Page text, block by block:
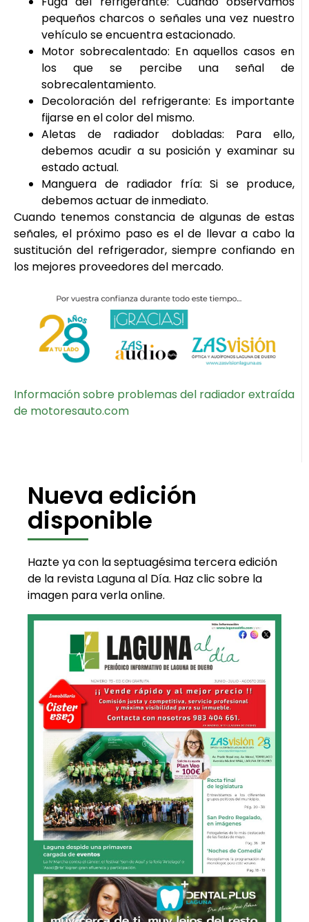
pequeños charcos o señales una vez nuestro
vehículo se encuentra estacionado.
Motor sobrecalentado: En aquellos casos en
los que se percibe una señal de
sobrecalentamiento.
Decoloración del refrigerante: Es importante
fijarse en el color del mismo.
Aletas de radiador dobladas: Para ello,
debemos acudir a su posición y examinar su
estado actual.
Manguera de radiador fría: Si se produce,
debemos actuar de inmediato.
Cuando tenemos constancia de algunas de estas
señales, el próximo paso es el de llevar a cabo la
sustitución del refrigerador, siempre confiando en
los mejores proveedores del mercado.
Información sobre problemas del radiador extraída
de motoresauto.com
Nueva edición
disponible
Hazte ya con la septuagésima tercera edición
de la revista Laguna al Día. Haz clic sobre la
imagen para verla online.